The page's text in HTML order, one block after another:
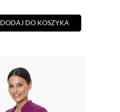
DODAJ DO KOSZYKA